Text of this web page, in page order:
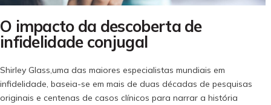
O impacto da descoberta de
infidelidade conjugal
Shirley Glass,uma das maiores especialistas mundiais em
infidelidade, baseia-se em mais de duas décadas de pesquisas
originais e centenas de casos clínicos para narrar a história